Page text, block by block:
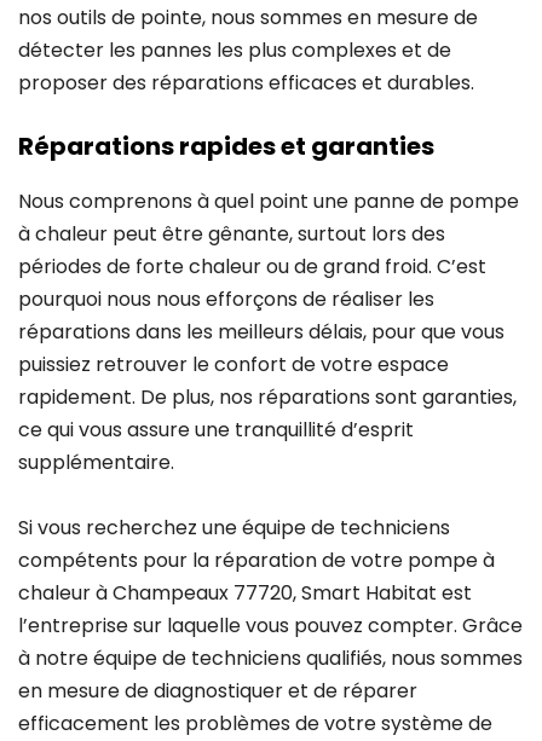
nos outils de pointe, nous sommes en mesure de
détecter les pannes les plus complexes et de
proposer des réparations efficaces et durables.
Réparations rapides et garanties
Nous comprenons à quel point une panne de pompe
à chaleur peut être gênante, surtout lors des
périodes de forte chaleur ou de grand froid. C’est
pourquoi nous nous efforçons de réaliser les
réparations dans les meilleurs délais, pour que vous
puissiez retrouver le confort de votre espace
rapidement. De plus, nos réparations sont garanties,
ce qui vous assure une tranquillité d’esprit
supplémentaire.
Si vous recherchez une équipe de techniciens
compétents pour la réparation de votre pompe à
chaleur à Champeaux 77720, Smart Habitat est
l’entreprise sur laquelle vous pouvez compter. Grâce
à notre équipe de techniciens qualifiés, nous sommes
en mesure de diagnostiquer et de réparer
efficacement les problèmes de votre système de